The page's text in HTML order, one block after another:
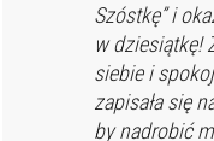
Szóstkę” i
w dziesiątkę!
siebie i
zapisała się
by nadrobić